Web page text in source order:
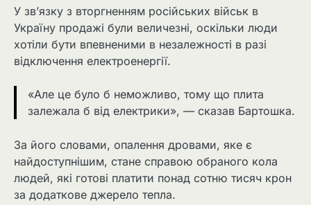
У зв’язку з вторгненням російських військ в
Україну продажі були величезні, оскільки люди
хотіли бути впевненими в незалежності в разі
відключення електроенергії.
«Але це було б неможливо, тому що плита
залежала б від електрики», — сказав Бартошка.
За його словами, опалення дровами, яке є
найдоступнішим, стане справою обраного кола
людей, які готові платити понад сотню тисяч крон
за додаткове джерело тепла.